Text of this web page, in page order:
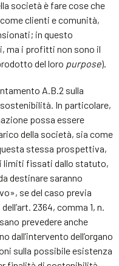
società è fare cose che
clienti e comunità,
in questo
ma i profitti non sono il
del loro purpose).
A.B.2 sulla
In particolare,
possa essere
della società, sia come
stessa prospettiva,
limiti fissati dallo statuto,
destinare saranno
se del caso previa
2364, comma 1, n.
prevedere anche
dall’intervento dell’organo
sulla possibile esistenza